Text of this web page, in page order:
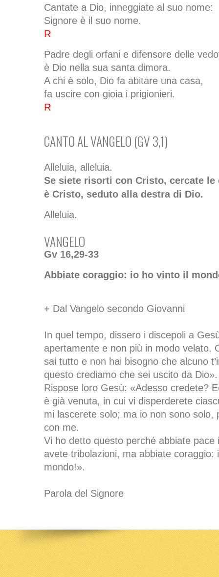
Cantate a Dio, inneggiate al suo nome:
Signore è il suo nome.
R
Padre degli orfani e difensore delle
è Dio nella sua santa dimora.
A chi è solo, Dio fa abitare una casa,
fa uscire con gioia i prigionieri.
R
CANTO AL VANGELO (GV 3,1)
Alleluia, alleluia.
Se siete risorti con Cristo, cercate le
è Cristo, seduto alla destra di Dio.
Alleluia.
VANGELO
Gv 16,29-33
Abbiate coraggio: io ho vinto il
+ Dal Vangelo secondo Giovanni
In quel tempo, dissero i discepoli a
apertamente e non più in modo velato.
sai tutto e non hai bisogno che alcuno
questo crediamo che sei uscito da Dio».
Rispose loro Gesù: «Adesso credete?
è già venuta, in cui vi disperderete
mi lascerete solo; ma io non sono solo,
con me.
Vi ho detto questo perché abbiate pace
avete tribolazioni, ma abbiate coraggio:
mondo!».
Parola del Signore